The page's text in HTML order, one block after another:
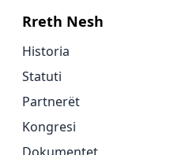
Rreth Nesh
Historia
Statuti
Partnerët
Kongresi